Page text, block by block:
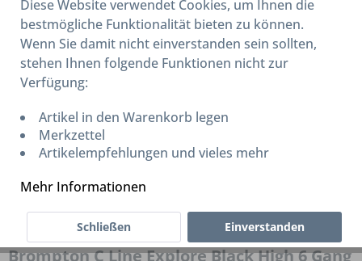
Brompton C Line Explore Black High 6 Gang
Diese Website verwendet Cookies, um Ihnen die
bestmögliche Funktionalität bieten zu können.
Wenn Sie damit nicht einverstanden sein sollten,
stehen Ihnen folgende Funktionen nicht zur
Verfügung:
Artikel in den Warenkorb legen
Merkzettel
Artikelempfehlungen und vieles mehr
Mehr Informationen
Einverstanden
Schließen